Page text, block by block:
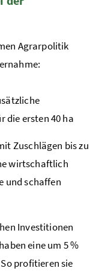
Agrarpolitik
die ersten 40 ha
Zuschlägen bis zu
wirtschaftlich
und schaffen
Investitionen
eine um 5 %
So profitieren sie